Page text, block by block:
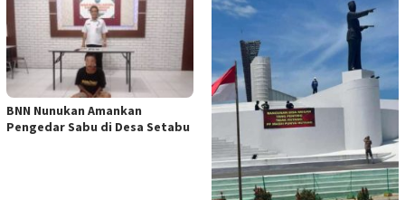
BNN Nunukan Amankan
Pengedar Sabu di Desa Setabu